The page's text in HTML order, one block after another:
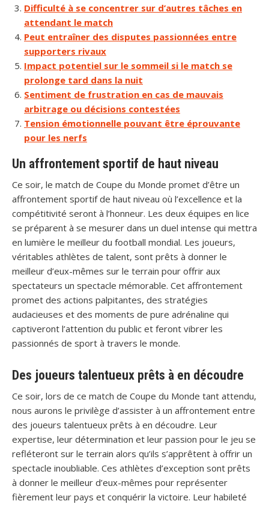
Difficulté à se concentrer sur d’autres tâches en
attendant le match
Peut entraîner des disputes passionnées entre
supporters rivaux
Impact potentiel sur le sommeil si le match se
prolonge tard dans la nuit
Sentiment de frustration en cas de mauvais
arbitrage ou décisions contestées
Tension émotionnelle pouvant être éprouvante
pour les nerfs
Un affrontement sportif de haut niveau
Ce soir, le match de Coupe du Monde promet d’être un
affrontement sportif de haut niveau où l’excellence et la
compétitivité seront à l’honneur. Les deux équipes en lice
se préparent à se mesurer dans un duel intense qui mettra
en lumière le meilleur du football mondial. Les joueurs,
véritables athlètes de talent, sont prêts à donner le
meilleur d’eux-mêmes sur le terrain pour offrir aux
spectateurs un spectacle mémorable. Cet affrontement
promet des actions palpitantes, des stratégies
audacieuses et des moments de pure adrénaline qui
captiveront l’attention du public et feront vibrer les
passionnés de sport à travers le monde.
Des joueurs talentueux prêts à en découdre
Ce soir, lors de ce match de Coupe du Monde tant attendu,
nous aurons le privilège d’assister à un affrontement entre
des joueurs talentueux prêts à en découdre. Leur
expertise, leur détermination et leur passion pour le jeu se
refléteront sur le terrain alors qu’ils s’apprêtent à offrir un
spectacle inoubliable. Ces athlètes d’exception sont prêts
à donner le meilleur d’eux-mêmes pour représenter
fièrement leur pays et conquérir la victoire. Leur habileté